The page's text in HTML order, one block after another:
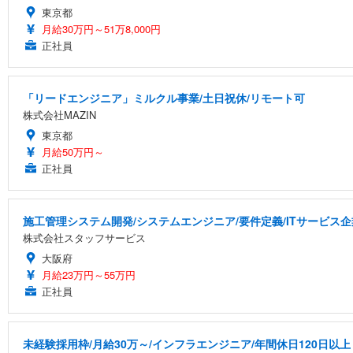
東京都
月給30万円～51万8,000円
正社員
「リードエンジニア」ミルクル事業/土日祝休/リモート可
株式会社MAZIN
東京都
月給50万円～
正社員
施工管理システム開発/システムエンジニア/要件定義/ITサービス
株式会社スタッフサービス
大阪府
月給23万円～55万円
正社員
未経験採用枠/月給30万～/インフラエンジニア/年間休日120日以上